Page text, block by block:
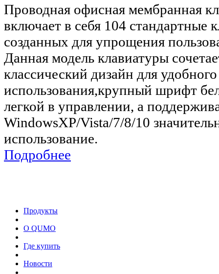
Проводная офисная мембранная
включает в себя 104
созданных для упрощения
Данная модель клавиатуры
классический дизайн для
использования,крупный шрифт
легкой в управлении, а
WindowsXP/Vista/7/8/10
использование.
Подробнее
Продукты
О QUMO
Где купить
Новости